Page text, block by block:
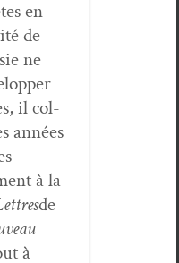
en
de
ne
il col­
années
à la
de
à